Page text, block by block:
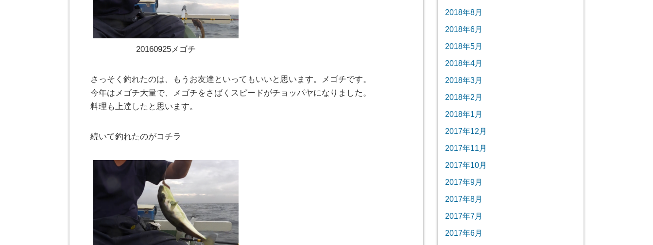
20160925メゴチ
さっそく釣れたのは、もうお友達といってもいいと思います。メゴチです。
今年はメゴチ大量で、メゴチをさばくスピードがチョッパヤになりました。
料理も上達したと思います。
続いて釣れたのがコチラ
2018年8月
2018年6月
2018年5月
2018年4月
2018年3月
2018年2月
2018年1月
2017年12月
2017年11月
2017年10月
2017年9月
2017年8月
2017年7月
2017年6月